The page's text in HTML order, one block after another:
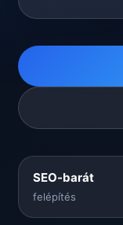
SEO-barát
felépítés